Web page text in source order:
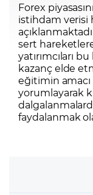
Forex
istihdam verisi
sert
yatırımcıları
kazanç elde
eğitimin amacı
yorumlayarak
faydalanmak